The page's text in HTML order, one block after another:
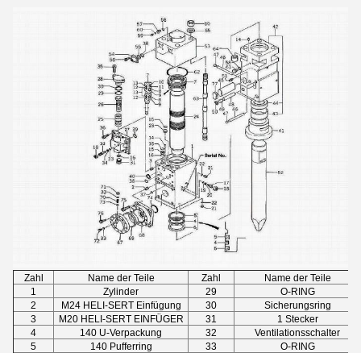
Zahl Name der Teile Zahl
Name der Teile
1
Zylinder 29
O-RING
2
M24 HELI-SERT Einfügung 30
Sicherungsring
3
M20 HELI-SERT EINFÜGER 31
1 Stecker
4
140 U-Verpackung 32
Ventilationsschalter
5
140 Pufferring 33
O-RING